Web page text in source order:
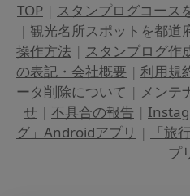
TOP | スタンプログコース
| 観光名所スポットを都道
操作方法 | スタンプログ作
の表記・会社概要 | 利用規
ータ削除について | メンテ
せ | 不具合の報告 |
グ」Androidアプリ |
「旅
プ